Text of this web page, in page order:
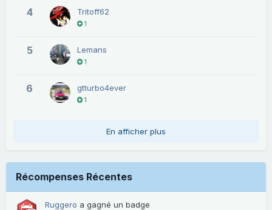
4 Tritoff62
1
5 Lemans
1
6 gtturbo4ever
1
En afficher plus
Récompenses Récentes
Ruggero a gagné un badge